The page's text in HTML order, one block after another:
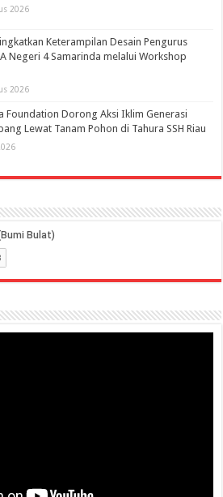
2026
Keterampilan Desain Pengurus
Negeri 4 Samarinda melalui Workshop
2026
Foundation Dorong Aksi Iklim Generasi
Lewat Tanam Pohon di Tahura SSH Riau